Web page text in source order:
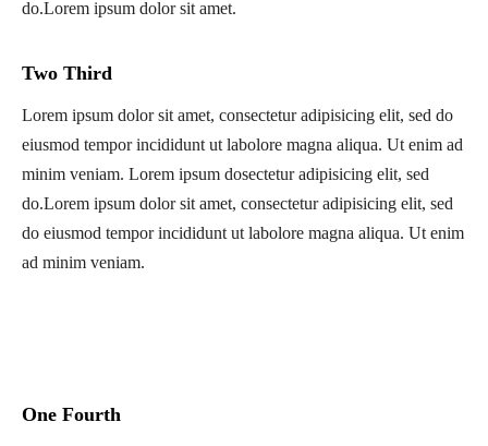
do.Lorem ipsum dolor sit amet.
Two Third
Lorem ipsum dolor sit amet, consectetur adipisicing elit, sed do
eiusmod tempor incididunt ut labolore magna aliqua. Ut enim ad
minim veniam. Lorem ipsum dosectetur adipisicing elit, sed
do.Lorem ipsum dolor sit amet, consectetur adipisicing elit, sed
do eiusmod tempor incididunt ut labolore magna aliqua. Ut enim
ad minim veniam.
One Fourth